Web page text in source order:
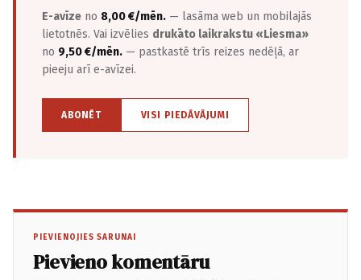
E-avīze no 8,00 €/mēn. — lasāma web un mobilajās
lietotnēs. Vai izvēlies drukāto laikrakstu «Liesma»
no 9,50 €/mēn. — pastkastē trīs reizes nedēļā, ar
pieeju arī e-avīzei.
ABONĒT VISI PIEDĀVĀJUMI
PIEVIENOJIES SARUNAI
Pievieno komentāru